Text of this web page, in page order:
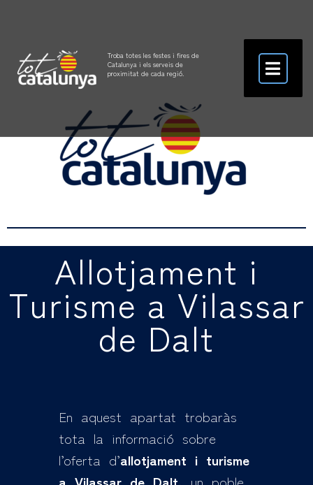
Troba totes les festes i fires de
Catalunya i els serveis de
proximitat de cada regió.
Allotjament i
Turisme a Vilassar
de Dalt
En aquest apartat trobaràs
tota la informació sobre
l’oferta d’allotjament i turisme
a Vilassar de Dalt, un poble